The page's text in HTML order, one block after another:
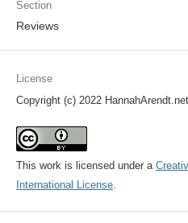
Section
Reviews
License
Copyright (c) 2022 HannahArendt.net
This work is licensed under a
International License.